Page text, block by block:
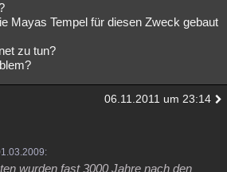
Mayas Tempel für diesen Zweck gebaut
zu tun?
06.11.2011 um 23:14
wurden fast 3000 Jahre nach den